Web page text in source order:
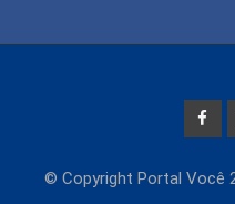
© Copyright Portal Você